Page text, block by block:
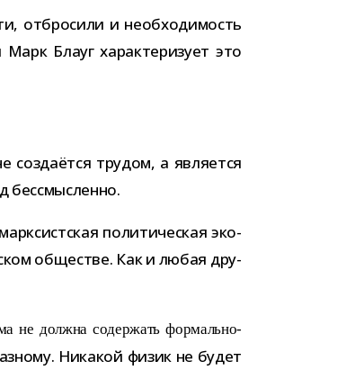
отбро­сили и необ­хо­ди­мость
Блауг харак­те­ри­зует это
созда­ётся тру­дом, а явля­ется
бессмысленно.
поли­ти­че­ская эко­
обще­стве. Как и любая дру­
не должна содер­жать формально-​
Никакой физик не будет